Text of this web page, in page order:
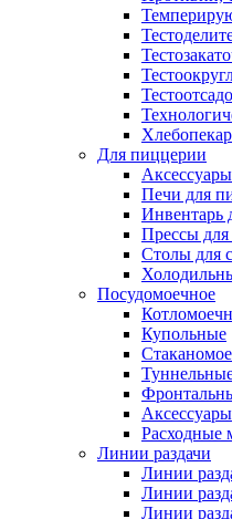
Для пиццерии
Печи для
Инвентарь
Прессы
Столы для
Посудомоечное
Купольные
Аксессуары
Расходные
Линии раздачи
Линии
Линии
Линии